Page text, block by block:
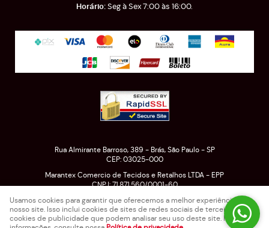
Seg à Sex 7:00 às 16:00.
Rua Almirante Barroso, 389 - Brás, São Paulo- SP
CEP: 03025-000
Marantex Comercio de Tecidos e Retalhos LTDA - EPP
CNPJ: 71.871.560/0001-60
LOJA VIRTUAL CRIADA POR
Usamos cookies para garantir que oferecemos a melhor experiência em
nosso site. Isso inclui cookies de sites de redes sociais de terceiros e
cookies de publicidade que podem analisar seu uso deste site. Para mais